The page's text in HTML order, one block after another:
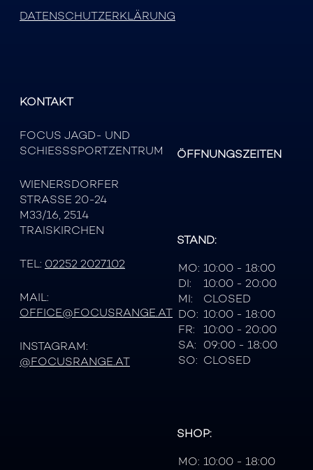
DATENSCHUTZERKLÄRUNG
KONTAKT
FOCUS JAGD- UND
SCHIESSSPORTZENTRUM
WIENERSDORFER
STRASSE 20-24
M33/16, 2514
TRAISKIRCHEN
TEL: 02252 2027102
MAIL:
OFFICE@FOCUSRANGE.AT
INSTAGRAM:
@FOCUSRANGE.AT
ÖFFNUNGSZEITEN
STAND:
MO: 10:00 - 18:00
DI:
10:00 - 20:00
MI:
CLOSED
DO: 10:00 - 18:00
FR:
10:00 - 20:00
SA: 09:00 - 18:00
SO: CLOSED
SHOP:
MO: 10:00 - 18:00